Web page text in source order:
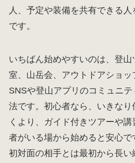
人、予定や装備を共有できる
です。
いちばん始めやすいのは、登山
室、山岳会、アウトドアショッ
SNSや登山アプリのコミュニ
法です。初心者なら、いきな
くより、ガイド付きツアーや
者がいる場から始めると安心で
初対面の相手とは最初から長い